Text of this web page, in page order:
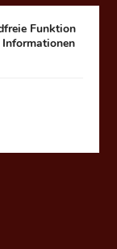
Funktion